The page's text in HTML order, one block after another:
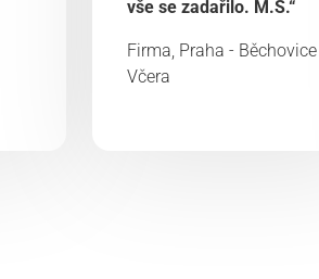
vše se zadařilo. M.S.“
Firma, Praha - Běchovice
Včera